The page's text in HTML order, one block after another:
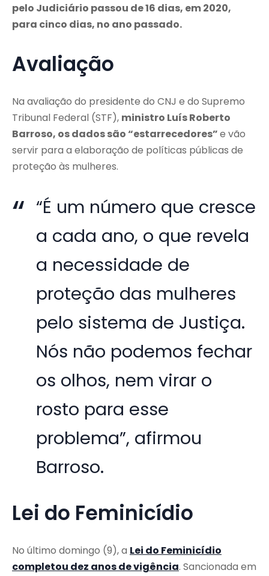
pelo Judiciário passou de 16 dias, em 2020,
para cinco dias, no ano passado.
Avaliação
Na avaliação do presidente do CNJ e do Supremo
Tribunal Federal (STF), ministro Luís Roberto
Barroso, os dados são “estarrecedores”e vão
servir para a elaboração de políticas públicas de
proteção às mulheres.
“É um número que cresce
a cada ano, o que revela
a necessidade de
proteção das mulheres
pelo sistema de Justiça.
Nós não podemos fechar
os olhos, nem virar o
rosto para esse
problema”, afirmou
Barroso.
Lei do Feminicídio
No último domingo (9), a Lei do Feminicídio
completou dez anos de vigência. Sancionada em